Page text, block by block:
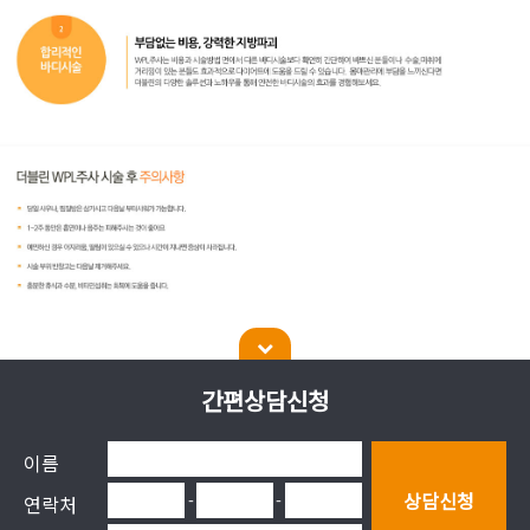
광주 서구 운천로 223 아이퍼스트주차빌딩 7층 (치평동)
상호명 : 더블린의원 | 대표자 : 정유석
사업자번호 : 346-06-00117
간편상담신청
이름
연락처
- - 상담신청